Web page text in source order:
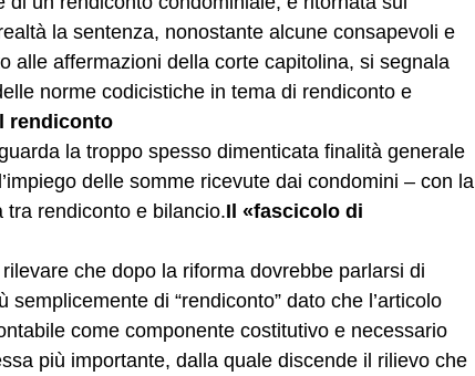
la sentenza, nonostante alcune consapevoli e
alle affermazioni della corte capitolina, si segnala
norme codicistiche in tema di rendiconto e
rendiconto
la troppo spesso dimenticata finalità generale
delle somme ricevute dai condomini – con la
rendiconto e bilancio.Il «fascicolo di
che dopo la riforma dovrebbe parlarsi di
semplicemente di “rendiconto” dato che l’articolo
come componente costitutivo e necessario
più importante, dalla quale discende il rilievo che